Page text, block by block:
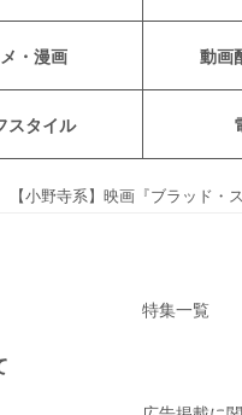
・漫画 動画
スタイル
【小野寺系】映画『ブラッド
特集一覧